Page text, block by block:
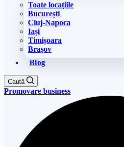
Toate locațiile
București
Cluj-Napoca
Iași
Timișoara
Brașov
Blog
Caută
Promovare business